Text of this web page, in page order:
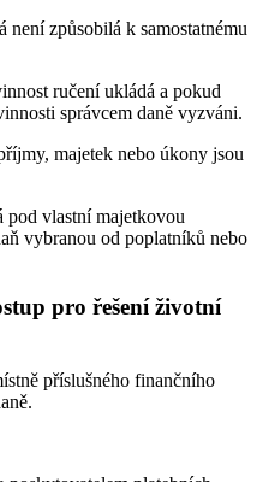
není způsobilá k samostatnému
ručení ukládá a pokud
správcem daně vyzváni.
majetek nebo úkony jsou
pod vlastní majetkovou
vybranou od poplatníků nebo
pro řešení životní
příslušného finančního